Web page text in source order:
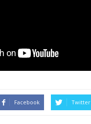
Facebook Twitter